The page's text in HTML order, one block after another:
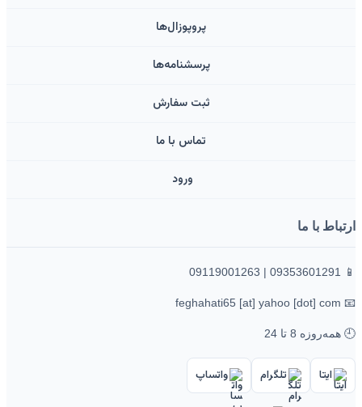
پروپوزال‌ها
پرسشنامه‌ها
ثبت سفارش
تماس با ما
ورود ‌
ارتباط با ما
📱 09353601291 | 09119001263
📧 feghahati65 [at] yahoo [dot] com
🕘 همه‌روزه 8 تا 24
ایتا تلگرام واتساپ